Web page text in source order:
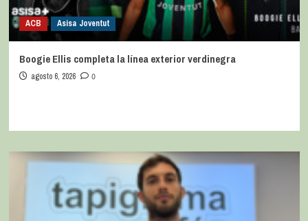
ACB Asisa Joventut
Boogie Ellis completa la línea exterior verdinegra
agosto 6, 2026 0